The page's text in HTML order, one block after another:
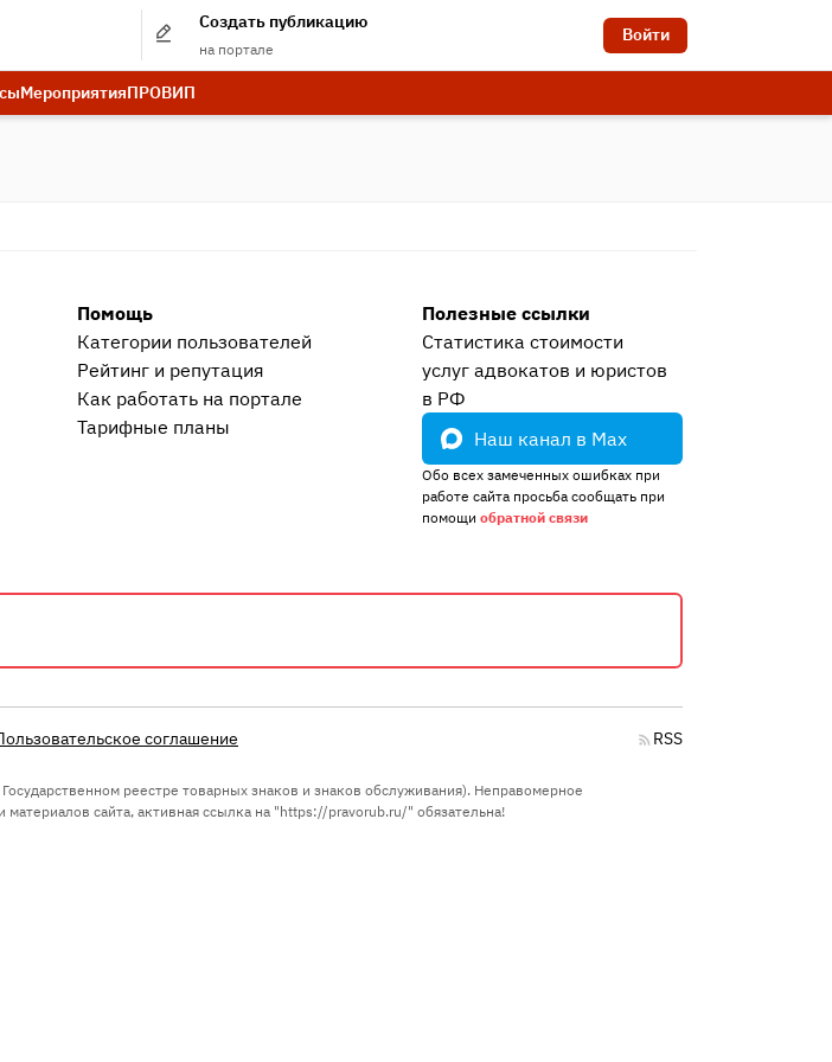
Создать публикацию
на портале
Войти
МероприятияПРОВИП
Помощь
Категории пользователей
Рейтинг и репутация
Как работать на портале
Тарифные планы
Полезные ссылки
Статистика стоимости
услуг адвокатов и юристов
в РФ
Наш канал в Max
Обо всех замеченных ошибках при
работе сайта просьба сообщать при
помощи обратной связи
соглашение RSS
реестре товарных знаков и знаков обслуживания). Неправомерное
сайта, активная ссылка на "https://pravorub.ru/" обязательна!